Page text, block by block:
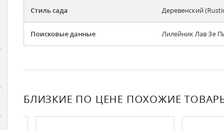
Стиль сада Деревенский
Поисковые данные Лилейник Лав Зе
БЛИЗКИЕ ПО ЦЕНЕ ПОХОЖИЕ